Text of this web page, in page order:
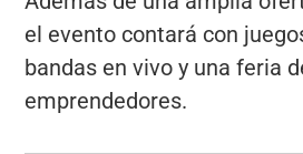
el evento contará con
bandas en vivo y una feria
emprendedores.